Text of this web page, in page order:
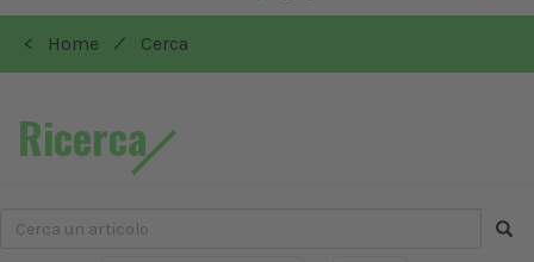
navigation
< Home
/ Cerca
Ricerca